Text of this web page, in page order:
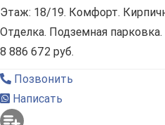
Этаж: 18/19. Комфорт.
Отделка. Подземная парковка.
8 886 672 руб.
Позвонить
Написать